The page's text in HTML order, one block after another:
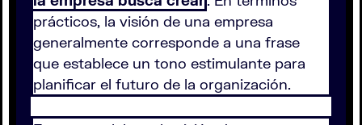
prácticos, la visión de una empresa
generalmente corresponde a una frase
que establece un tono estimulante para
planificar el futuro de la organización.